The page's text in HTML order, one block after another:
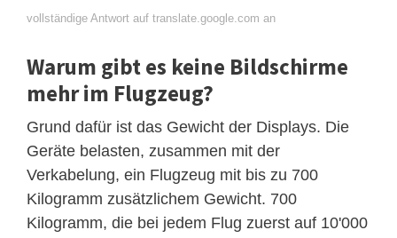
vollständige Antwort auf translate.google.com an
Warum gibt es keine Bildschirme
mehr im Flugzeug?
Grund dafür ist das Gewicht der Displays. Die
Geräte belasten, zusammen mit der
Verkabelung, ein Flugzeug mit bis zu 700
Kilogramm zusätzlichem Gewicht. 700
Kilogramm, die bei jedem Flug zuerst auf 10'000